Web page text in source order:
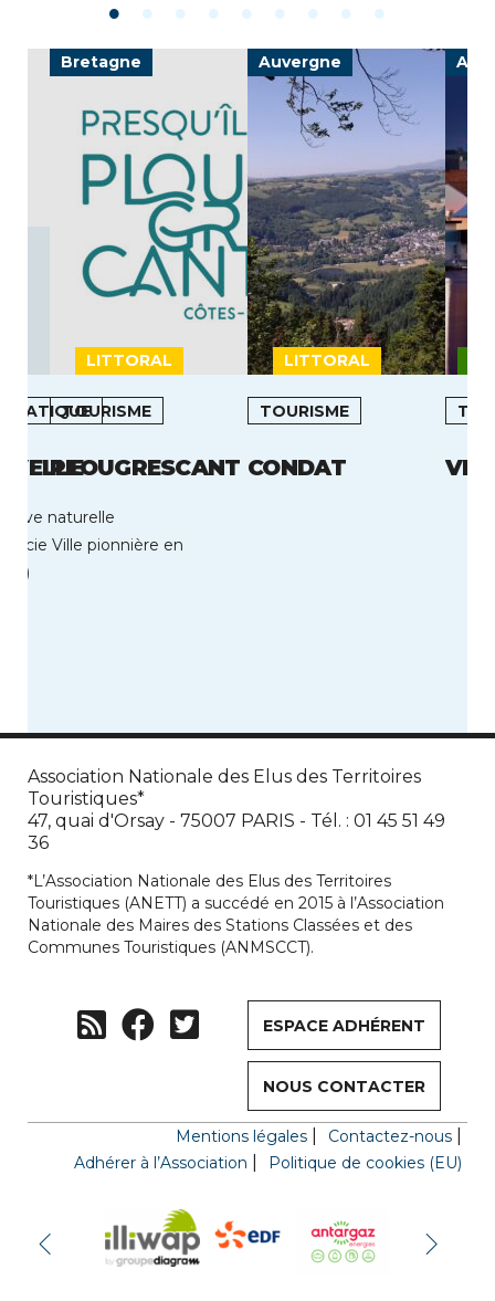
LITTORAL
naturelle
Ville pionnière en
Bretagne
LITTORAL
TOURISME
PLOUGRESCANT
Auvergne
TOURISME
CONDAT
Association Nationale des Elus des Territoires
Touristiques*
47, quai d'Orsay - 75007 PARIS - Tél. : 01 45 51 49
36
*L’Association Nationale des Elus des Territoires
Touristiques (ANETT) a succédé en 2015 à l’Association
Nationale des Maires des Stations Classées et des
Communes Touristiques (ANMSCCT).
ESPACE ADHÉRENT
NOUS CONTACTER
Mentions légales
Contactez-nous
Adhérer à l’Association
Politique de cookies (EU)